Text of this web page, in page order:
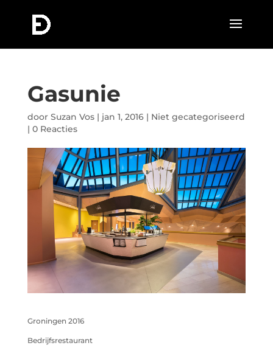
Gasunie
door Suzan Vos| jan 1, 2016| Niet gecategoriseerd
| 0 Reacties
Groningen 2016
Bedrijfsrestaurant